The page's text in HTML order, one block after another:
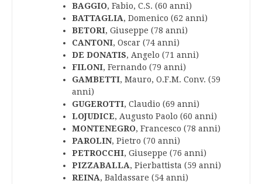
BAGGIO, Fabio, C.S. (60 anni)
BATTAGLIA, Domenico (62 anni)
BETORI, Giuseppe (78 anni)
CANTONI, Oscar (74 anni)
DE DONATIS, Angelo (71 anni)
FILONI, Fernando (79 anni)
GAMBETTI, Mauro, O.F.M. Conv. (59
anni)
GUGEROTTI, Claudio (69 anni)
LOJUDICE, Augusto Paolo (60 anni)
MONTENEGRO, Francesco (78 anni)
PAROLIN, Pietro (70 anni)
PETROCCHI, Giuseppe (76 anni)
PIZZABALLA, Pierbattista (59 anni)
REINA, Baldassare (54 anni)